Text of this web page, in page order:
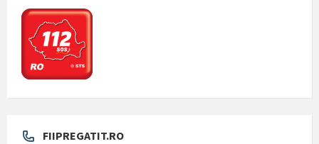
FIIPREGATIT.RO